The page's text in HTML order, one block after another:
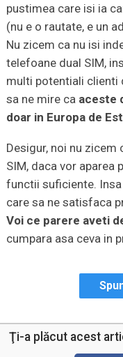
pustimea care isi ia
(nu e o rautate, e un
Nu zicem ca nu isi
telefoane dual SIM,
multi potentiali clienti
sa ne mire ca aceste
doar in Europa de
Desigur, noi nu zicem
SIM, daca vor aparea
functii suficiente.
care sa ne satisfaca
Voi ce parere aveti
cumpara asa ceva in
Ţi-a plăcut acest